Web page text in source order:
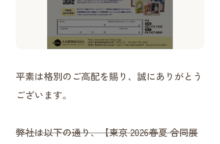
事業領域
ワークショップについて
平素は格別のご高配を賜り、誠にありがとう
ございます。
弊社は以下の通り、【東京 2026春夏 合同展